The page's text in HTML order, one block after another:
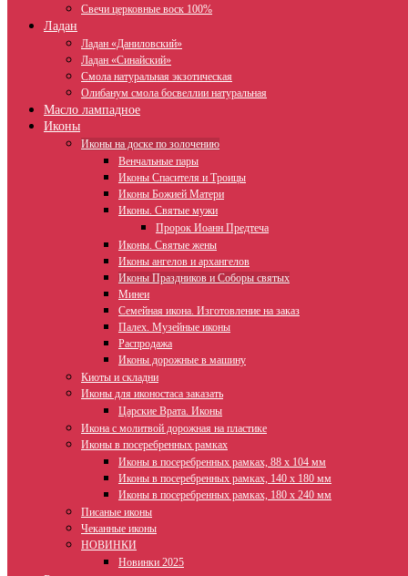
Свечи церковные воск 100%
Ладан
Ладан «Даниловский»
Ладан «Синайский»
Смола натуральная экзотическая
Олибанум смола босвеллии натуральная
Масло лампадное
Иконы
Иконы на доске по золочению
Венчальные пары
Иконы Спасителя и Троицы
Иконы Божией Матери
Иконы. Святые мужи
Пророк Иоанн Предтеча
Иконы. Святые жены
Иконы ангелов и архангелов
Иконы Праздников и Соборы святых
Минеи
Семейная икона. Изготовление на заказ
Палех. Музейные иконы
Распродажа
Иконы дорожные в машину
Киоты и складни
Иконы для иконостаса заказать
Царские Врата. Иконы
Икона с молитвой дорожная на пластике
Иконы в посеребренных рамках
Иконы в посеребренных рамках, 88 х 104 мм
Иконы в посеребренных рамках, 140 х 180 мм
Иконы в посеребренных рамках, 180 х 240 мм
Писаные иконы
Чеканные иконы
НОВИНКИ
Новинки 2025